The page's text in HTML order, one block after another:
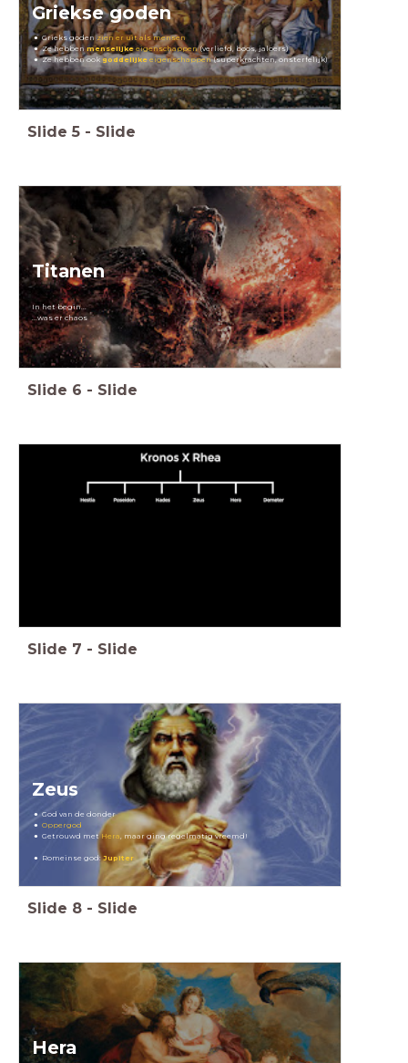
Griekse goden
Grieks godenzien er uit als mensen
Ze hebbenmenselijke eigenschappen(verliefd, boos, jaloers)
Ze hebben ookgoddelijke eigenschappen(superkrachten, onsterfelijk)
Slide 5 - Slide
Titanen
In het begin...
...was er chaos
Slide 6 - Slide
Slide 7 - Slide
Zeus
God van de donder
Oppergod
Getrouwd metHera , maar ging regelmatig vreemd!
Romeinse god:Jupiter
Slide 8 - Slide
Hera